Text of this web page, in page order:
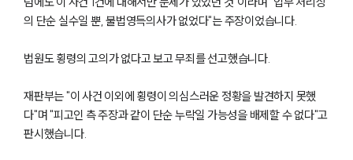
의 단순 실수일 뿐, 불법영득의사가 없었다"는 주장이었습니다.
법원도 횡령의 고의가 없다고 보고 무죄를 선고했습니다.
재판부는 "이 사건 이외에 횡령이 의심스러운 정황을 발견하지 못했
다"며 "피고인 측 주장과 같이 단순 누락일 가능성을 배제할 수 없다"고
판시했습니다.